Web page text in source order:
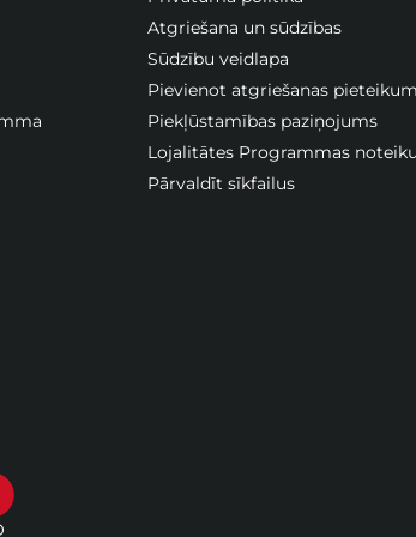
Atgriešana un sūdzības
Sūdzību veidlapa
Pievienot atgriešanas
Piekļūstamības paziņojums
Lojalitātes Programmas
Pārvaldīt sīkfailus